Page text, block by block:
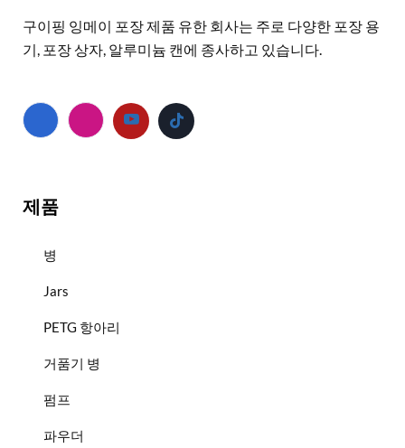
구이핑 잉메이 포장 제품 유한 회사는 주로 다양한 포장 용
기, 포장 상자, 알루미늄 캔에 종사하고 있습니다.
제품
병
Jars
PETG 항아리
거품기 병
펌프
파우더